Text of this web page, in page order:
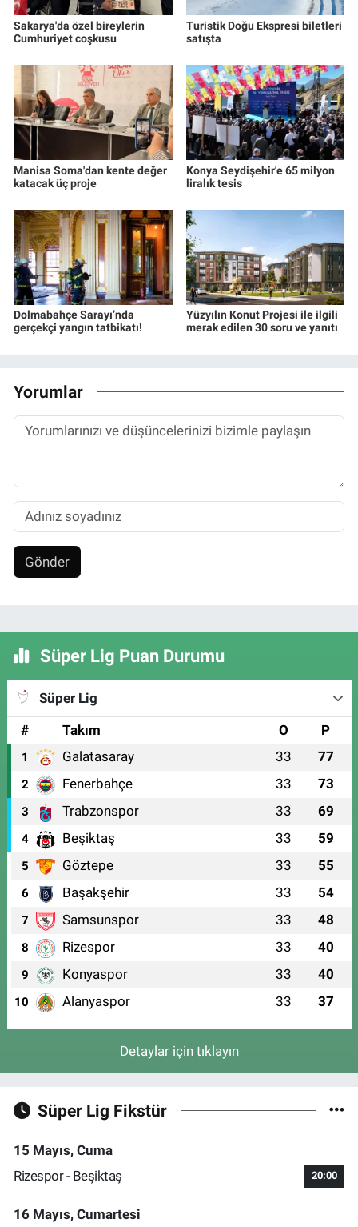
Sakarya'da özel bireylerin
Cumhuriyet coşkusu
Turistik Doğu Ekspresi biletleri
satışta
Manisa Soma'dan kente değer
katacak üç proje
Konya Seydişehir'e 65 milyon
liralık tesis
Dolmabahçe Sarayı’nda
gerçekçi yangın tatbikatı!
Yüzyılın Konut Projesi ile ilgili
merak edilen 30 soru ve yanıtı
Yorumlar
Gönder
Süper Lig Puan Durumu
Süper Lig
#
Takım O P
1 Galatasaray 33 77
2 Fenerbahçe 33 73
3 Trabzonspor 33 69
4 Beşiktaş 33 59
5 Göztepe 33 55
6 Başakşehir 33 54
7 Samsunspor 33 48
8 Rizespor 33 40
9 Konyaspor 33 40
10 Alanyaspor 33 37
Detaylar için tıklayın
Süper Lig Fikstür
15 Mayıs, Cuma
Rizespor - Beşiktaş
20:00
16 Mayıs, Cumartesi